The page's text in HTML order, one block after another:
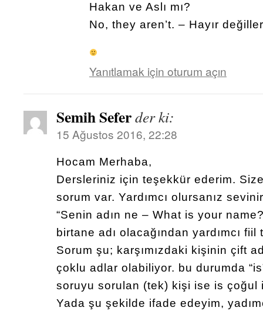
Hakan ve Aslı mı?
No, they aren’t. – Hayır
Yanıtlamak için oturum açın
Semih Seferder ki:
15 Ağustos 2016, 22:28
Hocam Merhaba,
Dersleriniz için teşekkür ederim.
sorum var. Yardımcı olursanız
“Senin adın ne – What is your
birtane adı olacağından yardımcı
Sorum şu; karşımızdaki kişinin çift
çoklu adlar olabiliyor. bu durumda
soruyu sorulan (tek) kişi ise is çoğul
Yada şu şekilde ifade edeyim,